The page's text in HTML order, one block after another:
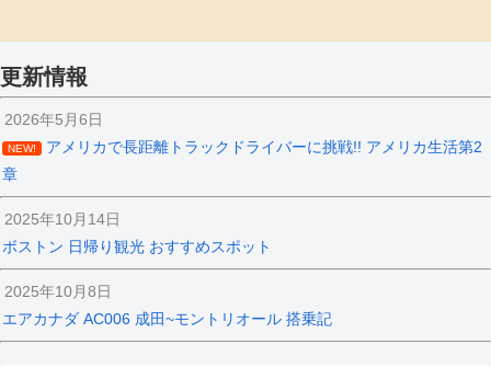
更新情報
2026年5月6日
NEW!
アメリカで長距離トラックドライバーに挑戦!! アメリカ生活第2
章
2025年10月14日
ボストン 日帰り観光 おすすめスポット
2025年10月8日
エアカナダ AC006 成田~モントリオール 搭乗記